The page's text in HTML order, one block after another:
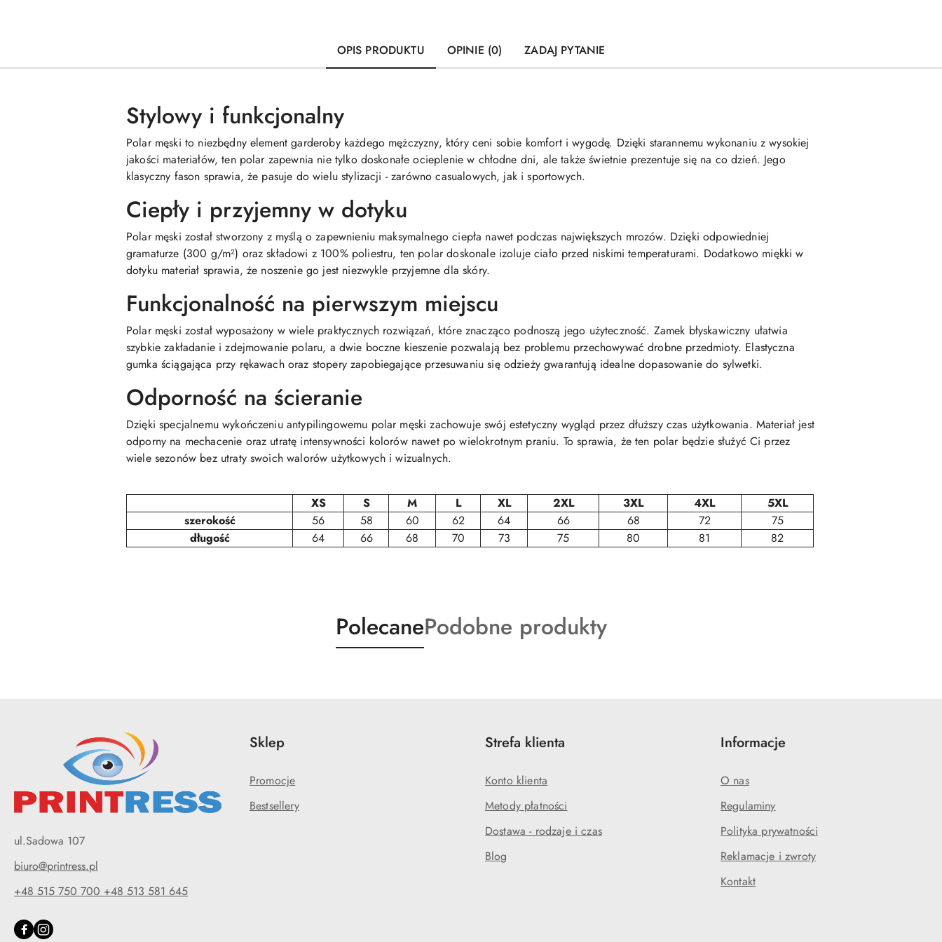
OPIS PRODUKTU OPINIE (0) ZADAJ PYTANIE
Stylowy i funkcjonalny
Polar męski to niezbędny element garderoby każdego mężczyzny, który ceni sobie komfort i wygodę. Dzięki starannemu wykonaniu z wysokiej
jakości materiałów, ten polar zapewnia nie tylko doskonałe ocieplenie w chłodne dni, ale także świetnie prezentuje się na co dzień. Jego
klasyczny fason sprawia, że pasuje do wielu stylizacji - zarówno casualowych, jak i sportowych.
Ciepły i przyjemny w dotyku
Polar męski został stworzony z myślą o zapewnieniu maksymalnego ciepła nawet podczas największych mrozów. Dzięki odpowiedniej
gramaturze (300 g/m²) oraz składowi z 100% poliestru, ten polar doskonale izoluje ciało przed niskimi temperaturami. Dodatkowo miękki w
dotyku materiał sprawia, że noszenie go jest niezwykle przyjemne dla skóry.
Funkcjonalność na pierwszym miejscu
Polar męski został wyposażony w wiele praktycznych rozwiązań, które znacząco podnoszą jego użyteczność. Zamek błyskawiczny ułatwia
szybkie zakładanie i zdejmowanie polaru, a dwie boczne kieszenie pozwalają bez problemu przechowywać drobne przedmioty. Elastyczna
gumka ściągająca przy rękawach oraz stopery zapobiegające przesuwaniu się odzieży gwarantują idealne dopasowanie do sylwetki.
Odporność na ścieranie
Dzięki specjalnemu wykończeniu antypilingowemu polar męski zachowuje swój estetyczny wygląd przez dłuższy czas użytkowania. Materiał jest
odporny na mechacenie oraz utratę intensywności kolorów nawet po wielokrotnym praniu. To sprawia, że ten polar będzie służyć Ci przez
wiele sezonów bez utraty swoich walorów użytkowych i wizualnych.
XS S M L XL 2XL 3XL 4XL
5XL
szerokość
56 58 60 62 64 66 68 72
75
długość
64 66 68 70 73 75 80 81 82
Produkty
o
PolecaneProdukty
o
Podobne produkty
ul.Sadowa 107
biuro@printress.pl
+48 515 750 700 +48 513 581 645
Sklep
Promocje
Bestsellery
Strefa klienta
Konto klienta
Metody płatności
Dostawa - rodzaje i czas
Blog
Informacje
O nas
Regulaminy
Polityka prywatności
Reklamacje i zwroty
Kontakt